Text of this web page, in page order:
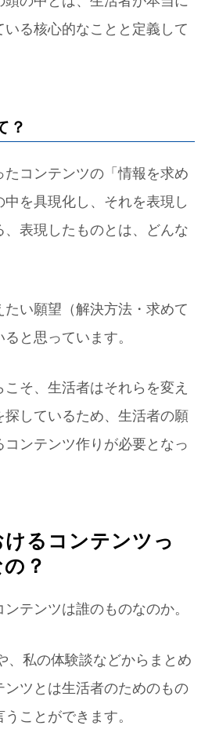
る核心的なことと定義して
？
コンテンツの「情報を求め
を具現化し、それを表現し
表現したものとは、どんな
い願望（解決方法・求めて
と思っています。
そ、生活者はそれらを変え
探しているため、生活者の願
ンテンツ作りが必要となっ
るコンテンツっ
？
テンツは誰のものなのか。
、私の体験談などからまとめ
ツとは生活者のためのもの
ことができます。